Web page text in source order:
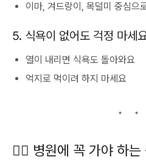
이마, 겨드랑이, 목덜미 중심으
5. 식욕이 없어도 걱정 마세
열이 내리면 식욕도 돌아와요
억지로 먹이려 하지 마세요
🧑‍⚕️ 병원에 꼭 가야 하는